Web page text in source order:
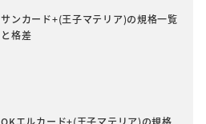
サンカード+(王子マテリア)の規格一覧
と格差
OKエルカード+(王子マテリア)の規格